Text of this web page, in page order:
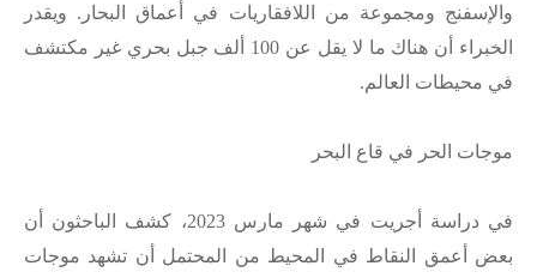
والإسفنج ومجموعة من اللافقاريات في أعماق البحار. ويقدر
الخبراء أن هناك ما لا يقل عن 100 ألف جبل بحري غير مكتشف
في محيطات العالم.
موجات الحر في قاع البحر
في دراسة أجريت في شهر مارس 2023، كشف الباحثون أن
بعض أعمق النقاط في المحيط من المحتمل أن تشهد موجات